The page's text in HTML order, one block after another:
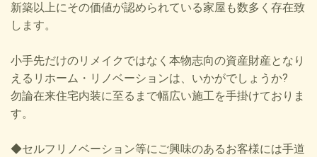
新築以上にその価値が認められている家屋も数多く存在致
します。
小手先だけのリメイクではなく本物志向の資産財産となり
えるリホーム・リノベーションは、いかがでしょうか?
勿論在来住宅内装に至るまで幅広い施工を手掛けておりま
す。
◆セルフリノベーション等にご興味のあるお客様には手道